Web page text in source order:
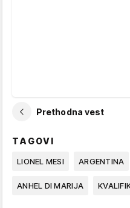
Prethodna vest
TAGOVI
LIONEL MESI ARGENTINA
ANHEL DI MARIJA